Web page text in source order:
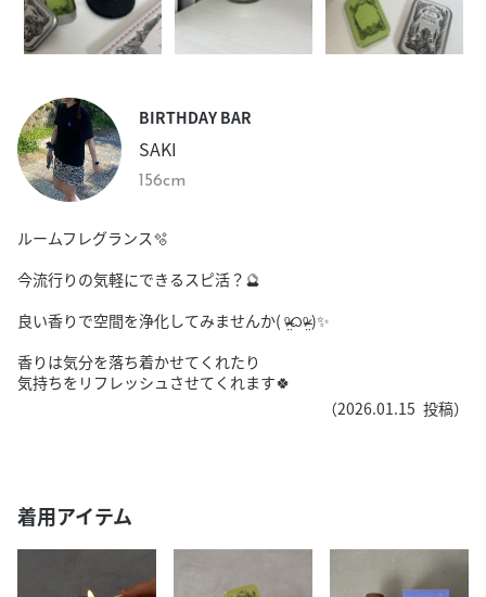
BIRTHDAY BAR
SAKI
156cm
ルームフレグランス🫧
今流行りの気軽にできるスピ活？🔮
良い香りで空間を浄化してみませんか( ᵒ̴̶̷̤ᜊᵒ̴̶̷̤ )✨️
香りは気分を落ち着かせてくれたり
気持ちをリフレッシュさせてくれます🍀︎
（2026.01.15 投稿）
着用アイテム